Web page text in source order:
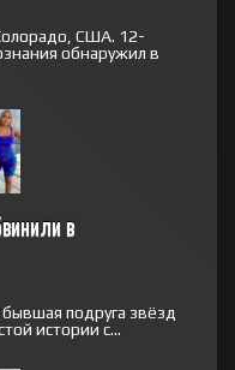
США. 12-
обнаружил в
в
подруга звёзд
истории с...